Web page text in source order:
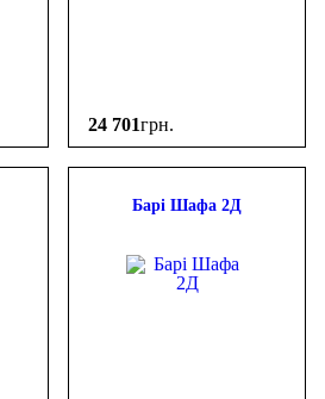
24 701грн.
Барі Шафа 2Д